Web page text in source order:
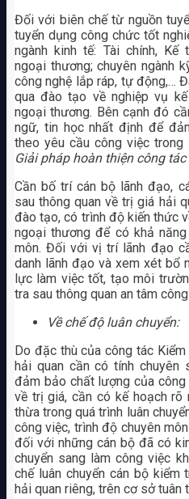
Đối với biên chế từ nguồn
tuyển dụng công chức tốt
ngành kinh tế: Tài chính, Kế
ngoại thương; chuyên ngành
công nghệ lắp ráp, tự động,…
qua đào tạo về nghiệp vụ
ngoại thương. Bên cạnh đó
ngữ, tin học nhất định để
theo yêu cầu công việc trong
Giải pháp hoàn thiện công
Cần bố trí cán bộ lãnh đạo,
sau thông quan về trị giá hải
đào tạo, có trình độ kiến thức
ngoại thương để có khả
môn. Đối với vị trí lãnh đạo
danh lãnh đạo và xem xét bổ
lực làm việc tốt, tạo môi
tra sau thông quan an tâm
Về chế độ luân chuyển:
Do đặc thù của công tác
hải quan cần có tính chuyên
đảm bảo chất lượng của
về trị giá, cần có kế hoạch rõ
thừa trong quá trình luân
công việc, trình độ chuyên
đối với những cán bộ đã có
chuyển sang làm công việc
chế luân chuyển cán bộ
hải quan riêng, trên cơ sở tuân